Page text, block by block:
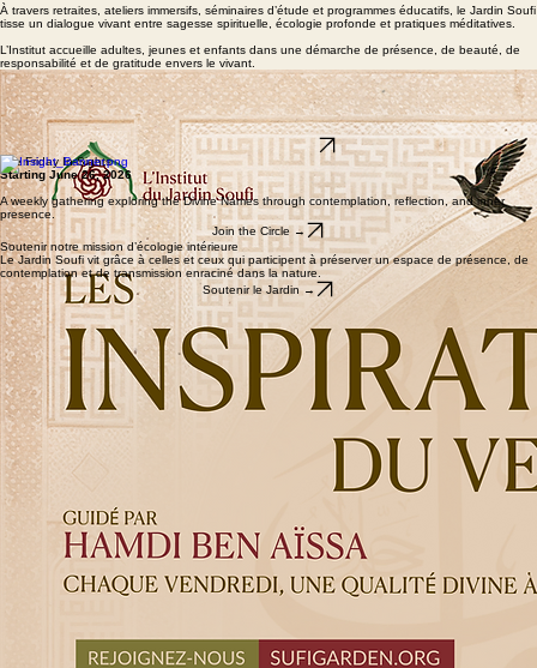
École du Vivant
Cercles de présence
Retraites contemplatives
Cultiver une écologie intérieure et spirituelle.
Cultiver une écologie intérieure et spirituelle.
À travers retraites, ateliers immersifs, séminaires d’étude et programmes éducatifs, le Jardin Soufi
tisse un dialogue vivant entre sagesse spirituelle, écologie profonde et pratiques méditatives.
L’Institut accueille adultes, jeunes et enfants dans une démarche de présence, de beauté, de
responsabilité et de gratitude envers le vivant.
Les Inspirations du Vendredi
À partir du 26 juin 2026
Un rendez-vous hebdomadaire pour explorer les Noms Divins à travers la contemplation, la
réflexion et la présence intérieure.
Rejoindre le cercle →
The Friday In-Sights
Starting June 26, 2026
A weekly gathering exploring the Divine Names through contemplation, reflection, and inner
presence.
Join the Circle →
Soutenir notre mission d’écologie intérieure
Le Jardin Soufi vit grâce à celles et ceux qui participent à préserver un espace de présence, de
contemplation et de transmission enraciné dans la nature.
Soutenir le Jardin →